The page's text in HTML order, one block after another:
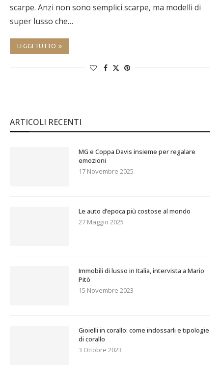
scarpe. Anzi non sono semplici scarpe, ma modelli di
super lusso che…
LEGGI TUTTO
ARTICOLI RECENTI
MG e Coppa Davis insieme per regalare
emozioni
17 Novembre 2025
Le auto d’epoca più costose al mondo
27 Maggio 2025
Immobili di lusso in Italia, intervista a Mario
Pitò
15 Novembre 2023
Gioielli in corallo: come indossarli e tipologie
di corallo
3 Ottobre 2023